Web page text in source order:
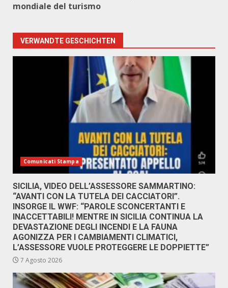
mondiale del turismo
VERWANDTE GESCHICHTEN
Comunicati Stampa
SICILIA, VIDEO DELL’ASSESSORE SAMMARTINO:
“AVANTI CON LA TUTELA DEI CACCIATORI”.
INSORGE IL WWF: “PAROLE SCONCERTANTI E
INACCETTABILI! MENTRE IN SICILIA CONTINUA LA
DEVASTAZIONE DEGLI INCENDI E LA FAUNA
AGONIZZA PER I CAMBIAMENTI CLIMATICI,
L’ASSESSORE VUOLE PROTEGGERE LE DOPPIETTE”
7 Agosto 2026